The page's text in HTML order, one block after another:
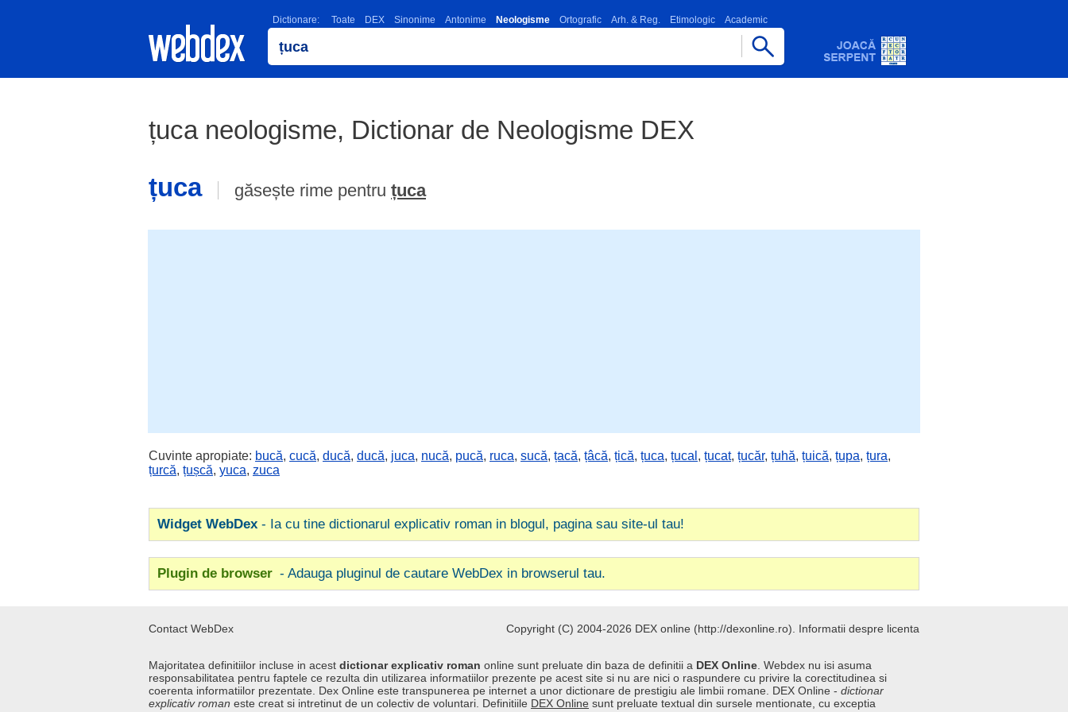
Dictionare: Toate DEX Sinonime Antonime Neologisme Ortografic Arh. & Reg. Etimologic Academic
țuca neologisme, Dictionar de Neologisme DEX
țuca
găsește rime pentru țuca
Cuvinte apropiate: bucă, cucă, ducă, ducă, juca, nucă, pucă, ruca, sucă, țacă, țâcă, țică, țuca, țucal , țucat, țucăr, țuhă, țuică, țupa, țura,
țurcă, țușcă, yuca, zuca
Widget WebDex - Ia cu tine dictionarul explicativ roman in blogul, pagina sau site-ul tau!
Plugin de browser - Adauga pluginul de cautare WebDex in browserul tau.
Contact WebDex Copyright (C) 2004-2026 DEX online (http://dexonline.ro). Informatii despre licenta
Majoritatea definitiilor incluse in acest dictionar explicativ roman online sunt preluate din baza de definitii a DEX Online . Webdex nu isi asuma
responsabilitatea pentru faptele ce rezulta din utilizarea informatiilor prezente pe acest site si nu are nici o raspundere cu privire la corectitudinea si
coerenta informatiilor prezentate. Dex Online este transpunerea pe internet a unor dictionare de prestigiu ale limbii romane. DEX Online - dictionar
explicativ roman este creat si intretinut de un colectiv de voluntari. Definitiile DEX Online sunt preluate textual din sursele mentionate, cu exceptia